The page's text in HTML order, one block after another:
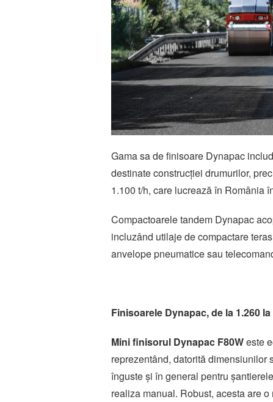
Gama sa de finisoare Dynapac
destinate construcției drumurilor,
1.100 t/h, care lucrează în România
Compactoarele tandem Dynapac
incluzând utilaje de compactare
anvelope pneumatice sau
Finisoarele Dynapac, de la 1.260 la
Mini finisorul Dynapac F80Weste
reprezentând, datorită
înguste și în general pentru
realiza manual. Robust, acesta are